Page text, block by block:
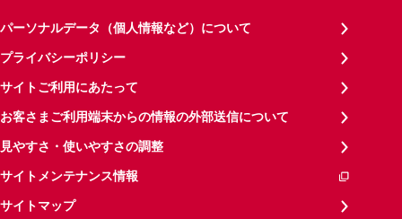
パーソナルデータ（個人情報など）について
プライバシーポリシー
サイトご利用にあたって
お客さまご利用端末からの情報の外部送信について
見やすさ・使いやすさの調整
サイトメンテナンス情報
サイトマップ